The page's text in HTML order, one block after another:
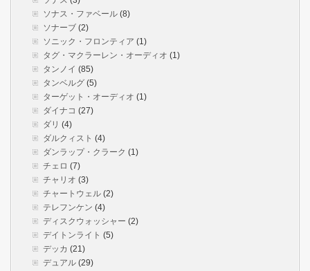
ソナス・ファベール (8)
ソナーブ (2)
ソニック・フロンティア (1)
タグ・マクラーレン・オーディオ (1)
タンノイ (85)
タンベルグ (5)
ターゲット・オーディオ (1)
ダイナコ (27)
ダリ (4)
ダルクィスト (4)
ダンラップ・クラーク (1)
チェロ (7)
チャリオ (3)
チャートウェル (2)
テレフンケン (4)
ディスクウォッシャー (2)
デイトンライト (5)
デッカ (21)
デュアル (29)